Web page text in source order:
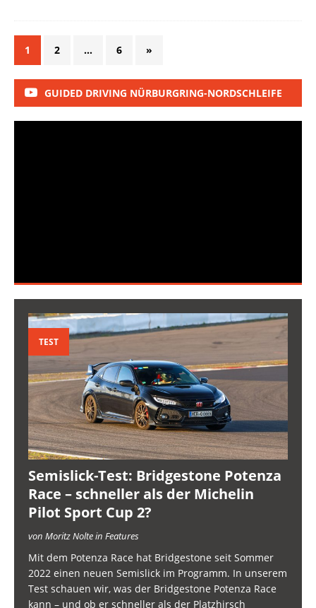
1 2 … 6 »
GUIDED DRIVING NÜRBURGRING-NORDSCHLEIFE
TEST
Semislick-Test: Bridgestone Potenza
Race – schneller als der Michelin
Pilot Sport Cup 2?
von Moritz Nolte in Features
Mit dem Potenza Race hat Bridgestone seit Sommer
2022 einen neuen Semislick im Programm. In unserem
Test schauen wir, was der Bridgestone Potenza Race
kann – und ob er schneller als der Platzhirsch